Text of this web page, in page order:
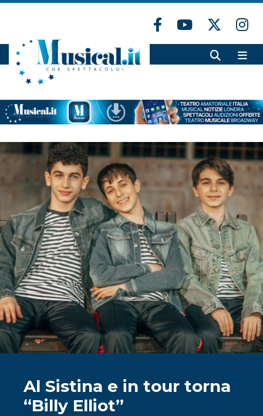
Al Sistina e in tour torna
“Billy Elliot”